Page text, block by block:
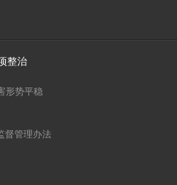
整治
形势平稳
督管理办法